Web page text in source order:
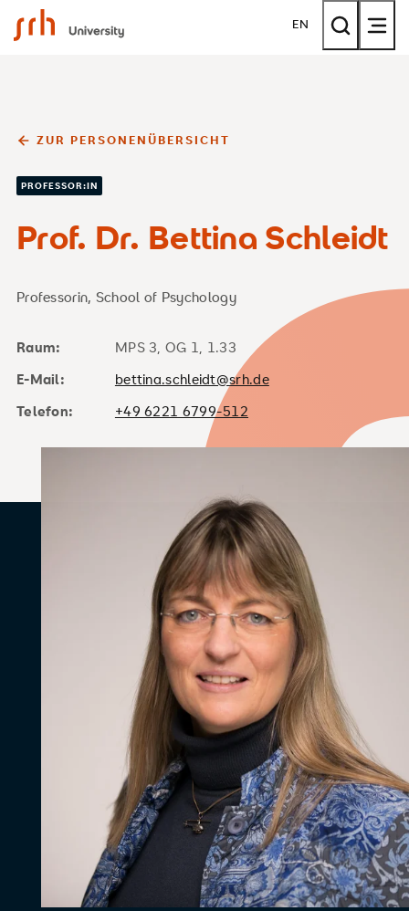
SRH University EN
ZUR PERSONENÜBERSICHT
PROFESSOR:IN
Prof. Dr. Bettina Schleidt
Professorin, School of Psychology
Raum:
MPS 3, OG 1, 1.33
E-Mail:
bettina.schleidt@srh.de
Telefon:
+49 6221 6799-512